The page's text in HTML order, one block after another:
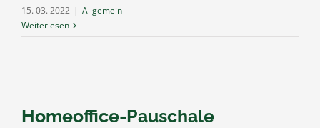
15. 03. 2022 | Allgemein
Weiterlesen
Homeoffice-Pauschale